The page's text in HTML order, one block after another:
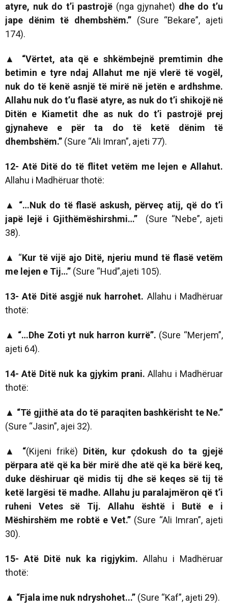
atyre, nuk do t’i pastrojë (nga gjynahet) dhe do t’u
jape dënim të dhembshëm.” (Sure “Bekare”, ajeti
174).
▲
“Vërtet, ata që e shkëmbejnë premtimin dhe
betimin e tyre ndaj Allahut me një vlerë të vogël,
nuk do të kenë asnjë të mirë në jetën e ardhshme.
Allahu nuk do t’u flasë atyre, as nuk do t’i shikojë në
Ditën e Kiametit dhe as nuk do t’i pastrojë prej
gjynaheve e për ta do të ketë dënim të
dhembshëm.” (Sure “Ali Imran”, ajeti 77).
12- Atë Ditë do të flitet vetëm me lejen e Allahut.
Allahu i Madhëruar thotë:
▲ “…Nuk do të flasë askush, përveç atij, që do t’i
japë lejë i Gjithëmëshirshmi…” (Sure “Nebe”, ajeti
38).
▲ “Kur të vijë ajo Ditë, njeriu mund të flasë vetëm
me lejen e Tij…” (Sure “Hud”,ajeti 105).
13- Atë Ditë asgjë nuk harrohet. Allahu i Madhëruar
thotë:
▲ “…Dhe Zoti yt nuk harron kurrë”. (Sure “Merjem”,
ajeti 64).
14- Atë Ditë nuk ka gjykim prani.Allahu i Madhëruar
thotë:
▲ “Të gjithë ata do të paraqiten bashkërisht te Ne.”
(Sure “Jasin”, ajei 32).
▲ “(Kijeni frikë) Ditën, kur çdokush do ta gjejë
përpara atë që ka bër mirë dhe atë që ka bërë keq,
duke dëshiruar që midis tij dhe së keqes së tij të
ketë largësi të madhe. Allahu ju paralajmëron që t’i
ruheni Vetes së Tij. Allahu është i Butë e i
Mëshirshëm me robtë e Vet.” (Sure “Ali Imran”, ajeti
30).
15- Atë Ditë nuk ka rigjykim.Allahu i Madhëruar
thotë:
▲ “Fjala ime nuk ndryshohet...” (Sure “Kaf”, ajeti 29).